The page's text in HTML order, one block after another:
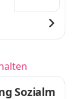
Sozialm